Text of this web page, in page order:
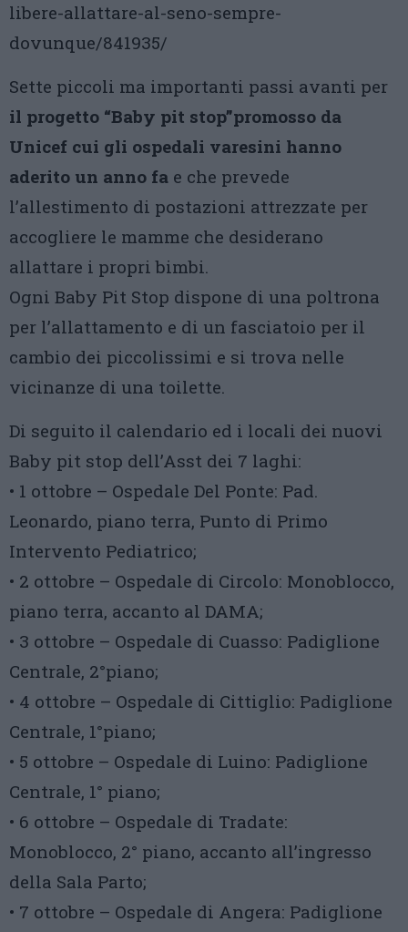
libere-allattare-al-seno-sempre-
dovunque/841935/
Sette piccoli ma importanti passi avanti per
il progetto “Baby pit stop”promosso da
Unicef cui gli ospedali varesini hanno
aderito un anno fa e che prevede
l’allestimento di postazioni attrezzate per
accogliere le mamme che desiderano
allattare i propri bimbi.
Ogni Baby Pit Stop dispone di una poltrona
per l’allattamento e di un fasciatoio per il
cambio dei piccolissimi e si trova nelle
vicinanze di una toilette.
Di seguito il calendario ed i locali dei nuovi
Baby pit stop dell’Asst dei 7 laghi:
• 1 ottobre – Ospedale Del Ponte: Pad.
Leonardo, piano terra, Punto di Primo
Intervento Pediatrico;
• 2 ottobre – Ospedale di Circolo: Monoblocco,
piano terra, accanto al DAMA;
• 3 ottobre – Ospedale di Cuasso: Padiglione
Centrale, 2°piano;
• 4 ottobre – Ospedale di Cittiglio: Padiglione
Centrale, 1°piano;
• 5 ottobre – Ospedale di Luino: Padiglione
Centrale, 1° piano;
• 6 ottobre – Ospedale di Tradate:
Monoblocco, 2° piano, accanto all’ingresso
della Sala Parto;
• 7 ottobre – Ospedale di Angera: Padiglione